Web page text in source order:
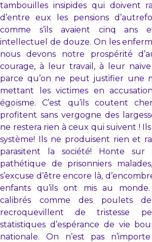
tambouilles insipides qui doivent
d’entre eux les pensions
comme s’ils avaient cinq ans
intellectuel de douze. On les
nous devons notre prospérité
courage, à leur travail, à leur
parce qu’on ne peut justifier une
mettant les victimes en
égoïsme. C’est qu’ils coutent
profitent sans vergogne des
ne restera rien à ceux qui suivent !
système! Ils ne produisent rien et
parasitent la société! Honte
pathétique de prisonniers
s’excuse d’être encore là,
enfants qu’ils ont mis au monde.
calibrés comme des poulets
recroquevillent de tristesse
statistiques d’espérance de vie
nationale. On n’est pas